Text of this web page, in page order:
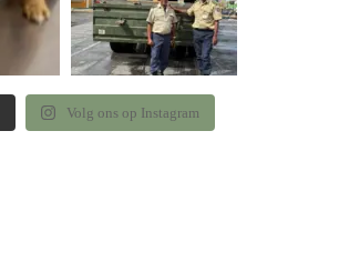
Volg ons op Instagram